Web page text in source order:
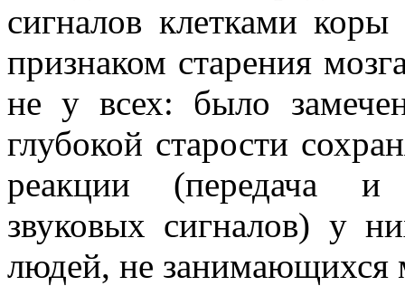
сигналов клетками коры
признаком старения
не у всех: было
глубокой старости
реакции (передача и
звуковых сигналов) у
людей, не занимающихся